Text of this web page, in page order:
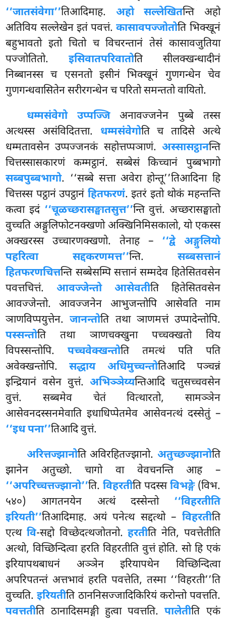
‘‘जातसंवेगा’’तिआदिमाह. अहो सल्लेखितन्ति अहो
अतिविय सल्लेखेन इतं पवत्तं.कासावपज्जोतोति भिक्खूनं
बहुभावतो इतो चितो च विचरन्तानं तेसं कासावजुतिया
पज्जोतितो. इसिवातपरिवातोति सीलक्खन्धादीनं
निब्बानस्स च एसनतो इसीनं भिक्खूनं गुणगन्धेन चेव
गुणगन्धवासितेन सरीरगन्धेन च परितो समन्ततो वायितो.
धम्मसंवेगो उप्पज्जिअनावज्जनेन पुब्बे तस्स
अत्थस्स असंविदितत्ता. धम्मसंवेगोति चतादिसे अत्थे
धम्मतावसेन उप्पज्जनकं सहोत्तप्पञाणं. अस्सासट्ठानन्ति
चित्तस्सासकारणं कम्मट्ठानं. सब्बेसं किच्चानं पुब्बभागो
सब्बपुब्बभागो. ‘‘सब्बे सत्ता अवेरा होन्तू’’तिआदिना हि
चित्तस्स पट्ठानं उपट्ठानं हितफरणं. इतरं इतो थोकं महन्तन्ति
कत्वा इदं ‘‘चूळच्छरासङ्घातसुत्त’’न्ति वुत्तं. अच्छरासङ्घातो
वुच्चति अङ्गुलिफोटनक्खणो अक्खिनिमिसकालो, यो एकस्स
अक्खरस्स उच्चारणक्खणो. तेनाह – ‘‘द्वे अङ्गुलियो
पहरित्वा सद्दकरणमत्त’’न्ति. सब्बसत्तानं
हितफरणचित्तन्ति सब्बेसम्पि सत्तानं सम्मदेव हितेसितवसेन
पवत्तचित्तं.आवज्जेन्तो आसेवतीति हितेसितवसेन
आवज्जेन्तो. आवज्जनेन आभुजन्तोपि आसेवति नाम
ञाणविप्पयुत्तेन.जानन्तोति तथा ञाणमत्तं उप्पादेन्तोपि.
पस्सन्तोति तथा ञाणचक्खुना पच्चक्खतो विय
विपस्सन्तोपि.पच्चवेक्खन्तोति तमत्थं पति पति
अवेक्खन्तोपि.सद्धाय अधिमुच्चन्तोतिआदि पञ्चन्नं
इन्द्रियानं वसेन वुत्तं. अभिञ्ञेय्यन्तिआदि चतुसच्चवसेन
वुत्तं. सब्बमेव चेतं वित्थारतो, सामञ्ञेन
आसेवनदस्सनमेवाति इधाधिप्पेतमेव आसेवनत्थं दस्सेतुं –
‘‘इध पना’’तिआदि वुत्तं.
अरित्तज्झानोति अविरहितज्झानो. अतुच्छज्झानोति
झानेन अतुच्छो. चागो वा वेवचनन्ति आह –
‘‘अपरिच्चत्तज्झानो’’ति.विहरतीति पदस्सविभङ्गे(विभ.
५४०) आगतनयेन अत्थं दस्सेन्तो ‘‘विहरतीति
इरियती’’तिआदिमाह. अयं पनेत्थ सद्दत्थो – विहरतीति
एत्थ वि-सद्दो विच्छेदत्थजोतनो.हरतीति नेति, पवत्तेतीति
अत्थो, विच्छिन्दित्वा हरति विहरतीति वुत्तं होति. सो हि एकं
इरियापथबाधनं अञ्ञेन इरियापथेन विच्छिन्दित्वा
अपरिपतन्तं अत्तभावं हरति पवत्तेति, तस्मा ‘‘विहरती’’ति
वुच्चति.इरियतीति ठाननिसज्जादिकिरियं करोन्तो पवत्तति.
पवत्ततीति ठानादिसमङ्गी हुत्वा पवत्तति.पालेतीति एकं